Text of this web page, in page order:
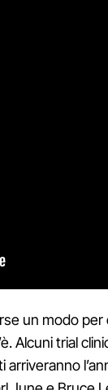
un modo
Alcuni trial
arriveranno